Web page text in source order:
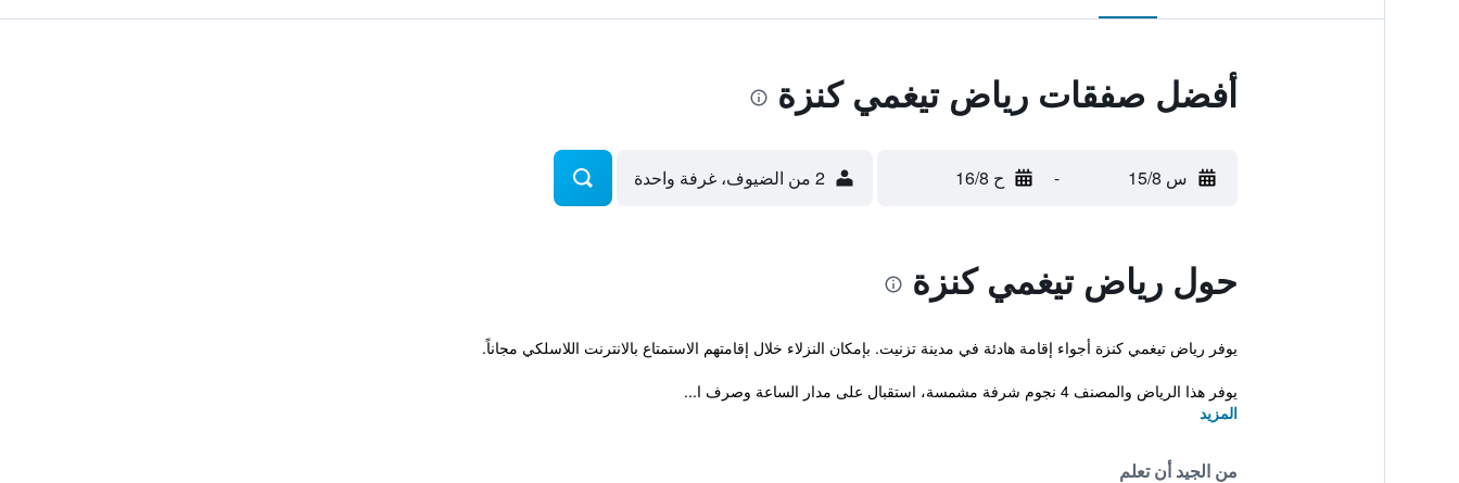
أفضل صفقات رياض تيغمي كنزة
س 15/8 - ح 16/8 2 من الضيوف، غرفة واحدة
حول رياض تيغمي كنزة
يوفر رياض تيغمي كنزة أجواء إقامة هادئة في مدينة تزنيت. بإمكان النزلاء خلال إقامتهم الاستمتاع بالانترنت اللاسلكي مجاناً.
يوفر هذا الرياض والمصنف 4 نجوم شرفة مشمسة، استقبال على مدار الساعة وصرف ا...
المزيد
من الجيد أن تعلم